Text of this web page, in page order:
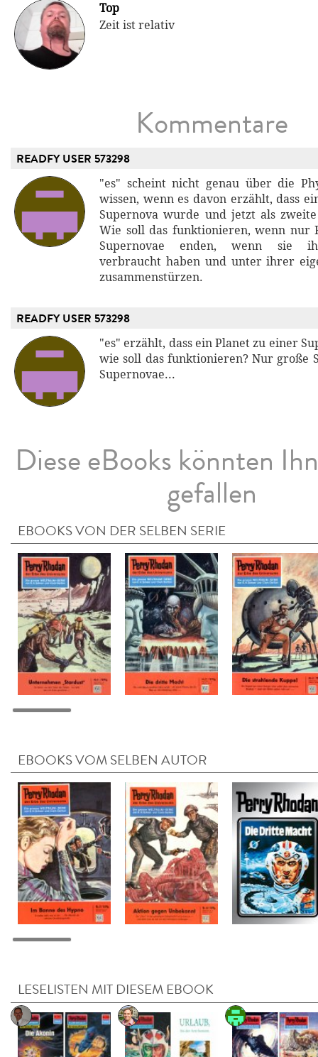
Top
Zeit ist relativ
Kommentare
READFY USER 573298
"es" scheint nicht genau über die
wissen, wenn es davon erzählt, dass
Supernova wurde und jetzt als
Wie soll das funktionieren, wenn nur
Supernovae enden, wenn sie
verbraucht haben und unter ihrer
zusammenstürzen.
READFY USER 573298
"es" erzählt, dass ein Planet zu einer
wie soll das funktionieren? Nur große
Supernovae...
Diese eBooks könnten
gefallen
EBOOKS VON DER SELBEN SERIE
EBOOKS VOM SELBEN AUTOR
LESELISTEN MIT DIESEM EBOOK